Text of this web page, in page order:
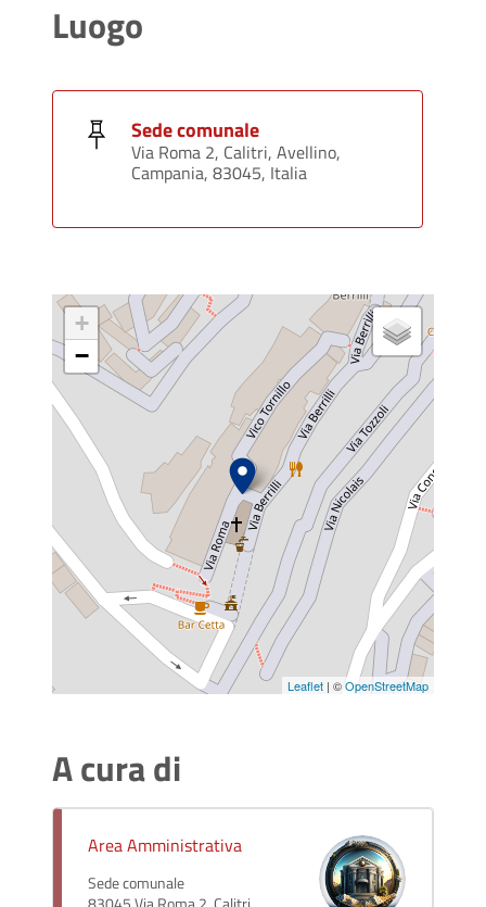
Luogo
Sede comunale
Via Roma 2, Calitri, Avellino,
Campania, 83045, Italia
+
−
Leaflet | ©OpenStreetMap
A cura di
Area Amministrativa
Sede comunale